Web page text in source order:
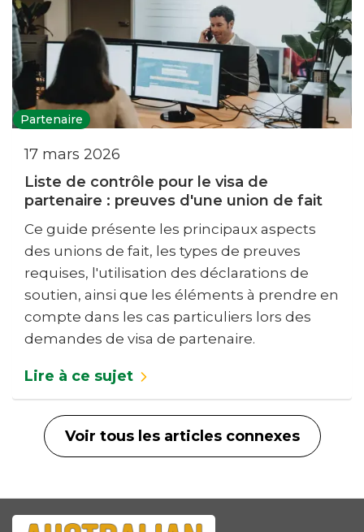
Partenaire
17 mars 2026
Liste de contrôle pour le visa de
partenaire : preuves d'une union de fait
Ce guide présente les principaux aspects
des unions de fait, les types de preuves
requises, l'utilisation des déclarations de
soutien, ainsi que les éléments à prendre en
compte dans les cas particuliers lors des
demandes de visa de partenaire.
Lire à ce sujet
Voir tous les articles connexes